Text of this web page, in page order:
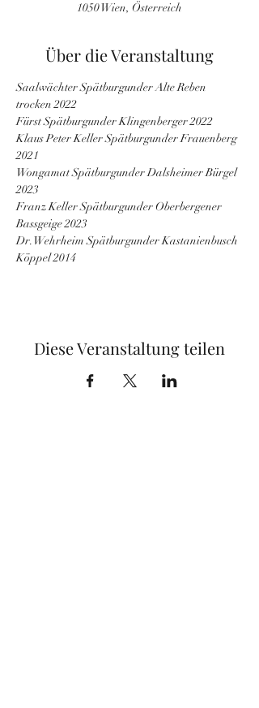
1050 Wien, Österreich
Über die Veranstaltung
Saalwächter Spätburgunder Alte Reben
trocken 2022
Fürst Spätburgunder Klingenberger 2022
Klaus Peter Keller Spätburgunder Frauenberg
2021
Wongamat Spätburgunder Dalsheimer Bürgel
2023
Franz Keller Spätburgunder Oberbergener
Bassgeige 2023
Dr. Wehrheim Spätburgunder Kastanienbusch
Köppel 2014
Diese Veranstaltung teilen